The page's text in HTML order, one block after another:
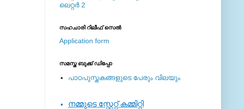
ലെറ്റര്‍ 2
സഹചാരി റിലീഫ് സെല്‍
Application form
സമസ്ത ബുക്ക് ഡിപ്പോ
പാഠപുസ്തകങ്ങളുടെ പേരും വിലയും
നമ്മുടെ സ്റ്റേറ്റ് കമ്മിറ്റി